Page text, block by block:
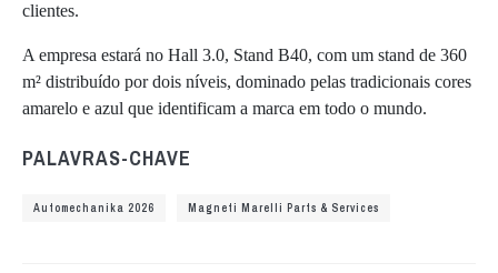
clientes.
A empresa estará no Hall 3.0, Stand B40, com um stand de 360
m² distribuído por dois níveis, dominado pelas tradicionais cores
amarelo e azul que identificam a marca em todo o mundo.
PALAVRAS-CHAVE
Automechanika 2026 Magneti Marelli Parts & Services